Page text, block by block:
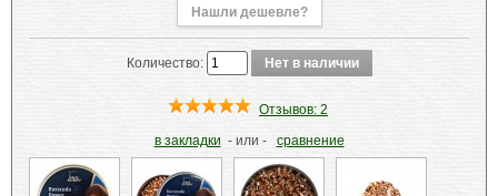
Нашли дешевле?
Количество:
Отзывов: 2
в закладки - или - сравнение